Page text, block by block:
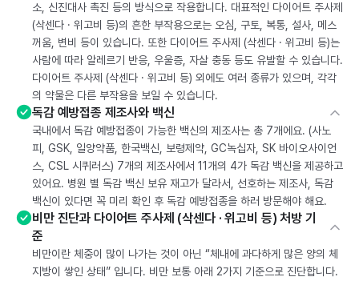
소, 신진대사 촉진 등의 방식으로 작용합니다. 대표적인 다이어트 주사제
(삭센다 · 위고비 등)의 흔한 부작용으로는 오심, 구토, 복통, 설사, 메스
꺼움, 변비 등이 있습니다. 또한 다이어트 주사제 (삭센다 · 위고비 등)는
사람에 따라 알레르기 반응, 우울증, 자살 충동 등도 유발할 수 있습니다.
다이어트 주사제 (삭센다 · 위고비 등) 외에도 여러 종류가 있으며, 각각
의 약물은 다른 부작용을 보일 수 있습니다.
독감 예방접종 제조사와 백신
국내에서 독감 예방접종이 가능한 백신의 제조사는 총 7개에요. (사노
피, GSK, 일양약품, 한국백신, 보령제약, GC녹십자, SK 바이오사이언
스, CSL 시퀴러스) 7개의 제조사에서 11개의 4가 독감 백신을 제공하고
있어요. 병원 별 독감 백신 보유 재고가 달라서, 선호하는 제조사, 독감
백신이 있다면 꼭 미리 확인 후 독감 예방접종을 하러 방문해야 해요.
비만 진단과 다이어트 주사제 (삭센다 · 위고비 등) 처방 기
준
비만이란 체중이 많이 나가는 것이 아닌 “체내에 과다하게 많은 양의 체
지방이 쌓인 상태” 입니다. 비만 보통 아래 2가지 기준으로 진단합니다.